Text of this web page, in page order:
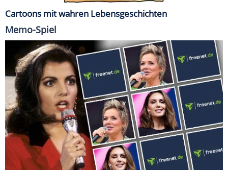
Cartoons mit wahren Lebensgeschichten
Memo-Spiel